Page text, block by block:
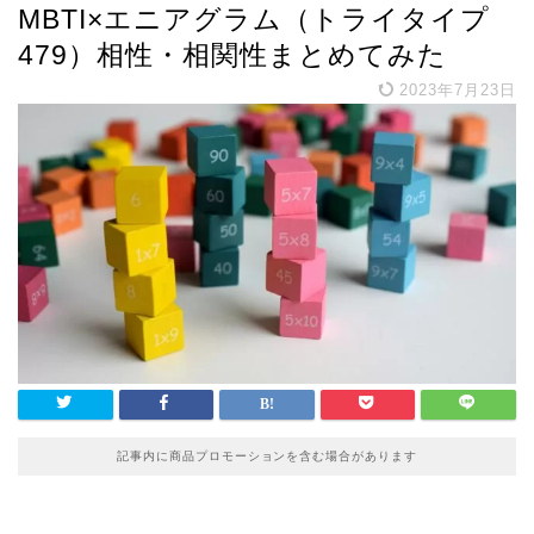
MBTI×エニアグラム（トライタイプ
479）相性・相関性まとめてみた
2023年7月23日
記事内に商品プロモーションを含む場合があります